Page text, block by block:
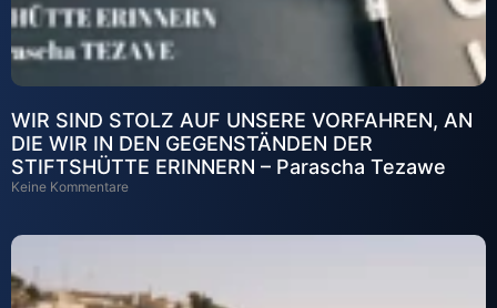
WIR SIND STOLZ AUF UNSERE VORFAHREN, AN
DIE WIR IN DEN GEGENSTÄNDEN DER
STIFTSHÜTTE ERINNERN – Parascha Tezawe
Keine Kommentare